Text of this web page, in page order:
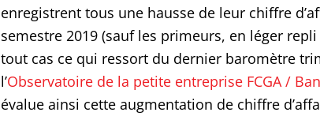
enregistrent tous une hausse de leur chiffre
semestre 2019 (sauf les primeurs, en léger repli
tout cas ce qui ressort du dernier baromètre
l’Observatoire de la petite entreprise FCGA /
évalue ainsi cette augmentation de chiffre